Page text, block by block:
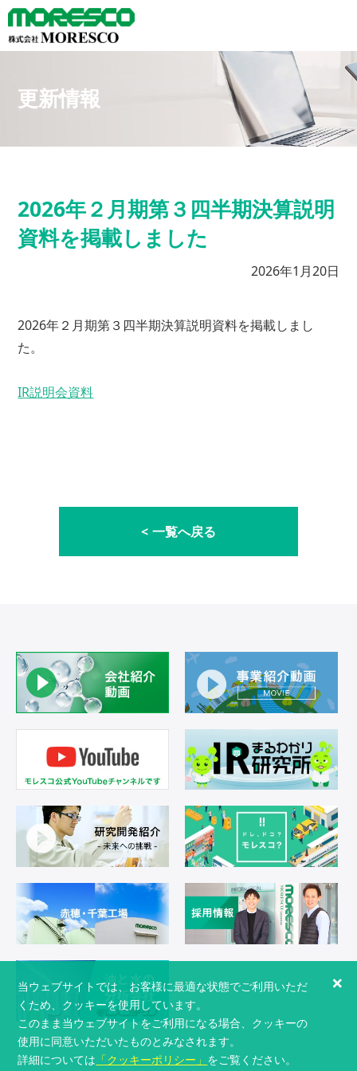
更新情報
2026年２月期第３四半期決算説明
資料を掲載しました
2026年1月20日
2026年２月期第３四半期決算説明資料を掲載しまし
た。
IR説明会資料
一覧へ戻る
当ウェブサイトでは、お客様に最適な状態でご利用いただ
くため、クッキーを使用しています。
このまま当ウェブサイトをご利用になる場合、クッキーの
使用に同意いただいたものとみなされます。
詳細については 「クッキーポリシー」 をご覧ください。
×